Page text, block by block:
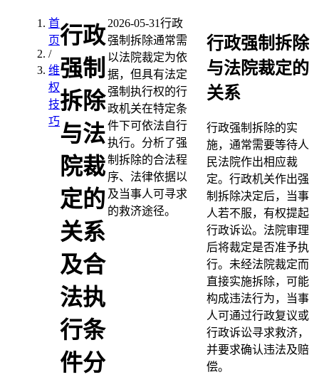
首
页
/
维
权
技
巧
行政
强制
拆除
与法
院裁
定的
关系
及合
法执
行条
件分
2026-05-31行政
强制拆除通常需
以法院裁定为依
据，但具有法定
强制执行权的行
政机关在特定条
件下可依法自行
执行。分析了强
制拆除的合法程
序、法律依据以
及当事人可寻求
的救济途径。
行政强制拆除
与法院裁定的
关系
行政强制拆除的实
施，通常需要等待人
民法院作出相应裁
定。行政机关作出强
制拆除决定后，当事
人若不服，有权提起
行政诉讼。法院审理
后将裁定是否准予执
行。未经法院裁定而
直接实施拆除，可能
构成违法行为，当事
人可通过行政复议或
行政诉讼寻求救济，
并要求确认违法及赔
偿。